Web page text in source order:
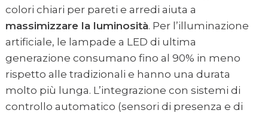
colori chiari per pareti e arredi aiuta a
massimizzare la luminosità. Per l’illuminazione
artificiale, le lampade a LED di ultima
generazione consumano fino al 90% in meno
rispetto alle tradizionali e hanno una durata
molto più lunga. L’integrazione con sistemi di
controllo automatico (sensori di presenza e di